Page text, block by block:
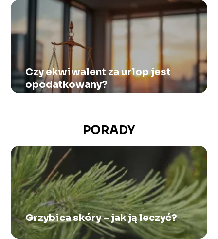
Czy ekwiwalent za urlop jest
opodatkowany?
PORADY
Grzybica skóry – jak ją leczyć?